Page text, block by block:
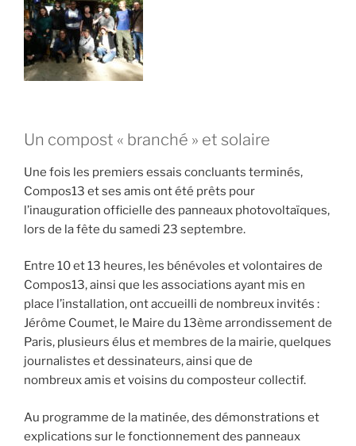
Un compost « branché » et solaire
Une fois les premiers essais concluants terminés,
Compos13 et ses amis ont été prêts pour
l’inauguration officielle des panneaux photovoltaïques,
lors de la fête du samedi 23 septembre.
Entre 10 et 13 heures, les bénévoles et volontaires de
Compos13, ainsi que les associations ayant mis en
place l’installation, ont accueilli de nombreux invités :
Jérôme Coumet, le Maire du 13ème arrondissement de
Paris, plusieurs élus et membres de la mairie, quelques
journalistes et dessinateurs, ainsi que de
nombreux amis et voisins du composteur collectif.
Au programme de la matinée, des démonstrations et
explications sur le fonctionnement des panneaux